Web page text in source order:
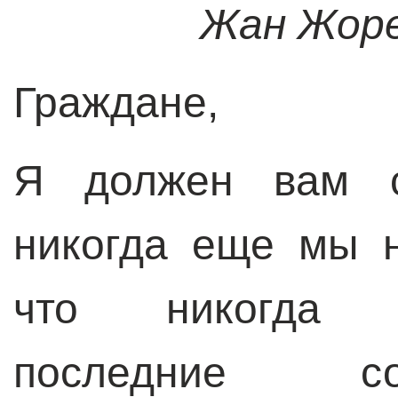
Жан
Граждане,
Я должен вам
никогда еще мы
что